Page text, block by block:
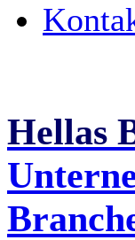
Hellas